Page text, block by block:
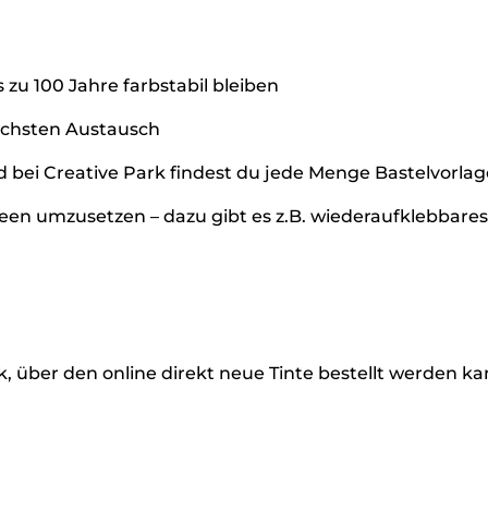
100 Jahre farbstabil bleiben
Austausch
Creative Park findest du jede Menge
umzusetzen – dazu gibt es z.B.
über den online direkt neue Tinte bestellt werden